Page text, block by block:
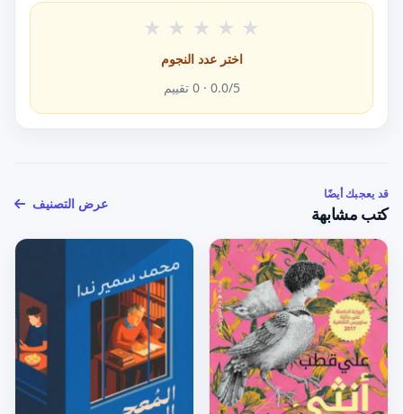
★ ★ ★ ★ ★
اختر عدد النجوم
0.0/5 ·
0 تقييم
قد يعجبك أيضًا
كتب مشابهة
عرض التصنيف